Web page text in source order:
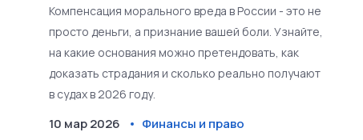
Компенсация морального вреда в России - это не
просто деньги, а признание вашей боли. Узнайте,
на какие основания можно претендовать, как
доказать страдания и сколько реально получают
в судах в 2026 году.
10 мар 2026 Финансы и право